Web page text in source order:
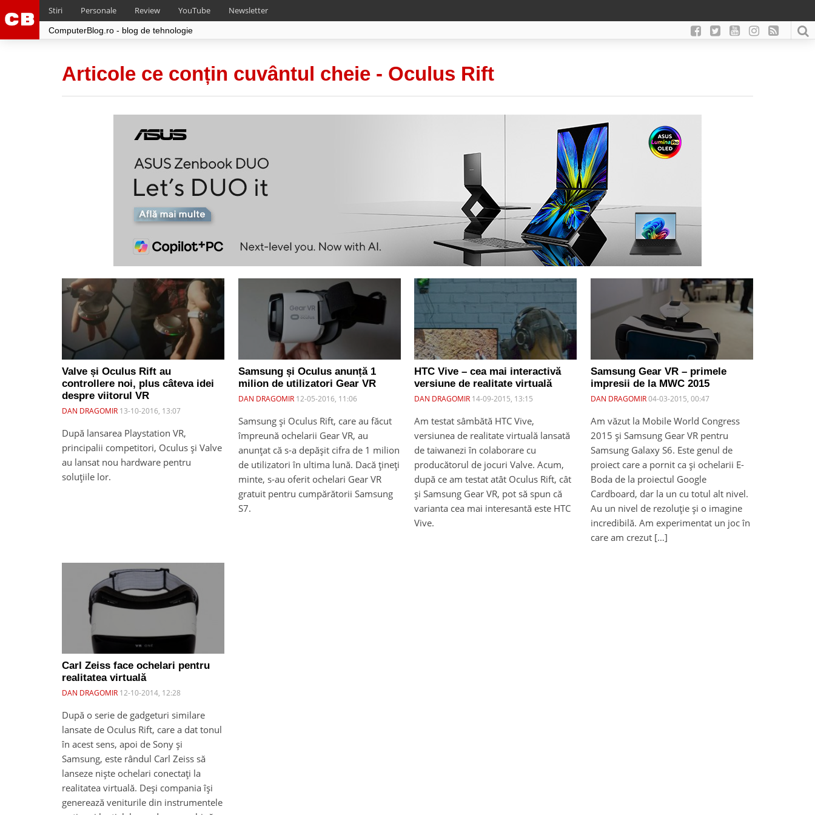
Stiri Personale Review YouTube Newsletter
ComputerBlog.ro - blog de tehnologie
Articole ce conțin cuvântul cheie - Oculus Rift
Valve și Oculus Rift au
controllere noi, plus câteva idei
despre viitorul VR
DAN DRAGOMIR 13-10-2016, 13:07
După lansarea Playstation VR,
principalii competitori, Oculus și Valve
au lansat nou hardware pentru
soluțiile lor.
Samsung și Oculus anunță 1
milion de utilizatori Gear VR
DAN DRAGOMIR 12-05-2016, 11:06
Samsung și Oculus Rift, care au făcut
împreună ochelarii Gear VR, au
anunțat că s-a depășit cifra de 1 milion
de utilizatori în ultima lună. Dacă țineți
minte, s-au oferit ochelari Gear VR
gratuit pentru cumpărătorii Samsung
S7.
HTC Vive – cea mai interactivă
versiune de realitate virtuală
DAN DRAGOMIR 14-09-2015, 13:15
Am testat sâmbătă HTC Vive,
versiunea de realitate virtuală lansată
de taiwanezi în colaborare cu
producătorul de jocuri Valve. Acum,
după ce am testat atât Oculus Rift, cât
și Samsung Gear VR, pot să spun că
varianta cea mai interesantă este HTC
Vive.
Samsung Gear VR – primele
impresii de la MWC 2015
DAN DRAGOMIR04-03-2015, 00:47
Am văzut la Mobile World Congress
2015 și Samsung Gear VR pentru
Samsung Galaxy S6. Este genul de
proiect care a pornit ca și ochelarii E-
Boda de la proiectul Google
Cardboard, dar la un cu totul alt nivel.
Au un nivel de rezoluție și o imagine
incredibilă. Am experimentat un joc în
care am crezut […]
Carl Zeiss face ochelari pentru
realitatea virtuală
DAN DRAGOMIR 12-10-2014, 12:28
După o serie de gadgeturi similare
lansate de Oculus Rift, care a dat tonul
în acest sens, apoi de Sony și
Samsung, este rândul Carl Zeiss să
lanseze niște ochelari conectați la
realitatea virtuală. Deși compania își
generează veniturile din instrumentele